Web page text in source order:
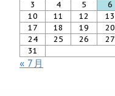
3
4 5 6
10
11 12 13
17
18 19 20
24
25 26 27
31
« 7月